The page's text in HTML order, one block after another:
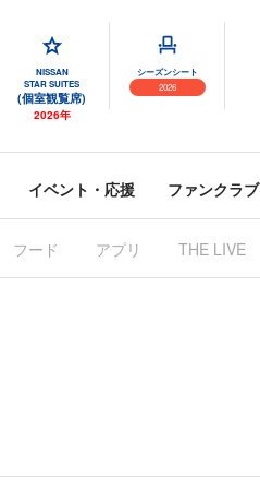
NISSAN
STAR SUITES
(個室観覧席)
2026年
シーズンシート
2026
イベント・応援 ファンクラブ
フード アプリ THE LIVE